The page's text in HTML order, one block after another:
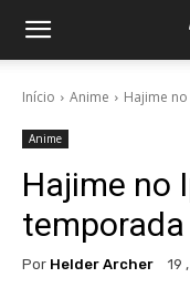
Início Anime Hajime
Anime
Hajime no
temporada
Por Helder Archer 19